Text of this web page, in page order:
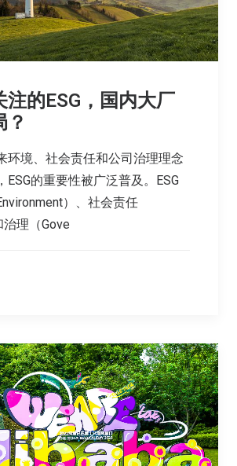
注的ESG，国内大厂
？
环境、社会责任和公司治理理念
ESG的重要性被广泛普及。ESG
）、社会责任
治理（Gove